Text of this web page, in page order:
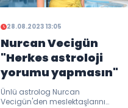
28.08.2023 13:05
Nurcan Vecigün
"Herkes astroloji
yorumu yapmasın"
Ünlü astrolog Nurcan
Vecigün'den meslektaşlarını